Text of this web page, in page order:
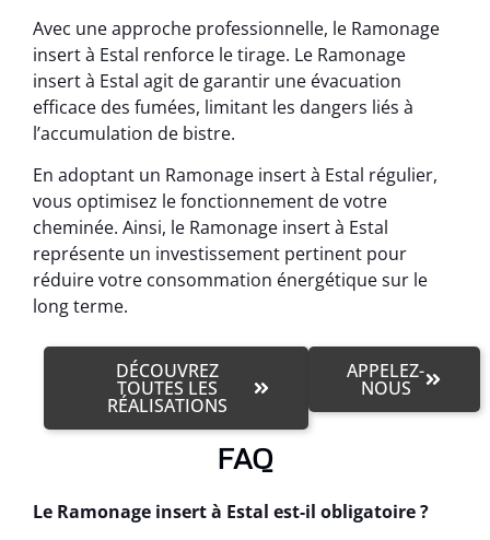
Avec une approche professionnelle, le Ramonage
insert à Estal renforce le tirage. Le Ramonage
insert à Estal agit de garantir une évacuation
efficace des fumées, limitant les dangers liés à
l’accumulation de bistre.
En adoptant un Ramonage insert à Estal régulier,
vous optimisez le fonctionnement de votre
cheminée. Ainsi, le Ramonage insert à Estal
représente un investissement pertinent pour
réduire votre consommation énergétique sur le
long terme.
DÉCOUVREZ
TOUTES LES
RÉALISATIONS
APPELEZ-
NOUS
FAQ
Le Ramonage insert à Estal est-il obligatoire ?